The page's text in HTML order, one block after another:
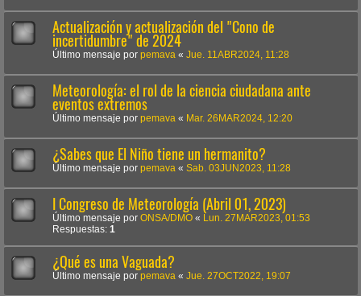
Actualización y actualización del "Cono de
incertidumbre" de 2024
Último mensaje por pemava « Jue. 11ABR2024, 11:28
Meteorología: el rol de la ciencia ciudadana ante
eventos extremos
Último mensaje por pemava « Mar. 26MAR2024, 12:20
¿Sabes que El Niño tiene un hermanito?
Último mensaje por pemava « Sab. 03JUN2023, 11:28
I Congreso de Meteorología (Abril 01, 2023)
Último mensaje por ONSA/DMO «
Lun. 27MAR2023, 01:53
Respuestas: 1
¿Qué es una Vaguada?
Último mensaje por pemava « Jue. 27OCT2022, 19:07